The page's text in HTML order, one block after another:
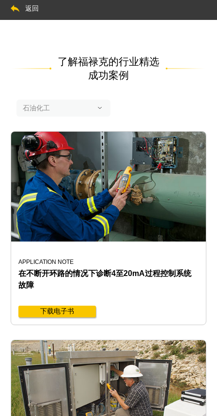
返回
了解福禄克的行业精选
成功案例
APPLICATION NOTE
在不断开环路的情况下诊断4至20mA过程控制系统
故障
下载电子书